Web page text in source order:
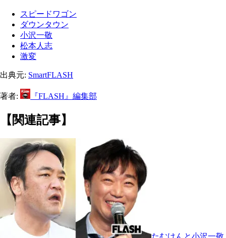
スピードワゴン
ダウンタウン
小沢一敬
松本人志
激変
出典元: SmartFLASH
著者: 『FLASH』編集部
【関連記事】
たむけんと小沢一敬